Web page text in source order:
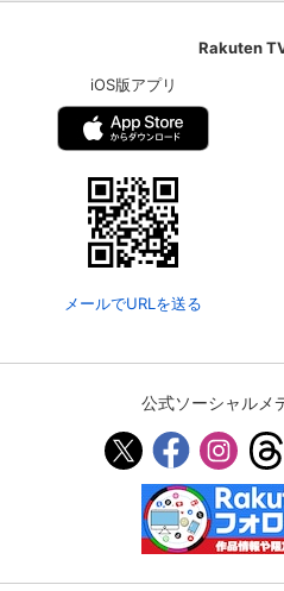
Rakuten
iOS版アプリ
メールでURLを送る
公式ソーシャルメ